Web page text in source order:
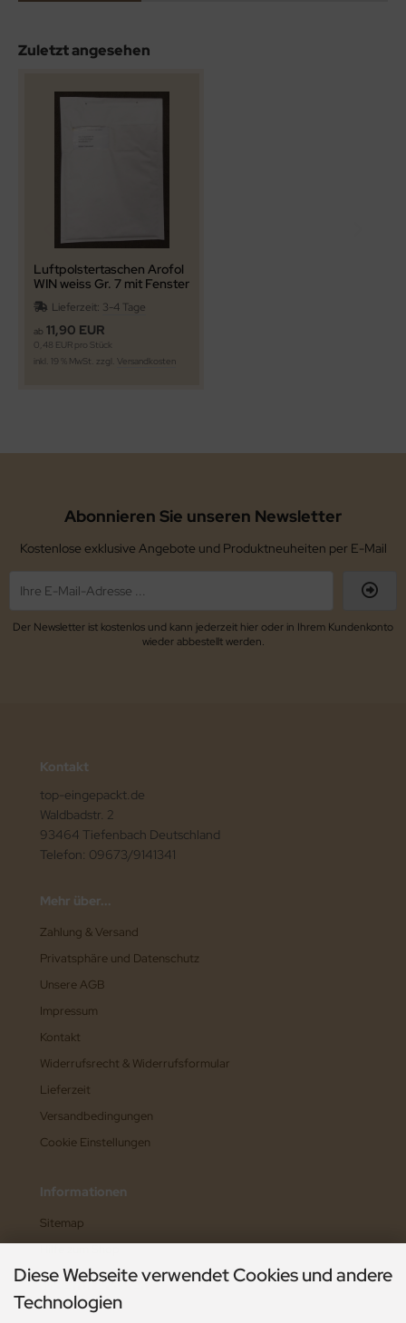
Zuletzt angesehen
Luftpolstertaschen Arofol
WIN weiss Gr. 7 mit Fenster
Lieferzeit: 3-4 Tage
ab 11,90 EUR
0,48 EUR pro Stück
inkl. 19 % MwSt. zzgl. Versandkosten
Abonnieren Sie unseren Newsletter
Kostenlose exklusive Angebote und Produktneuheiten per E-Mail
Der Newsletter ist kostenlos und kann jederzeit hier oder in Ihrem Kundenkonto
wieder abbestellt werden.
Kontakt
top-eingepackt.de
Waldbadstr. 2
93464 Tiefenbach Deutschland
Telefon: 09673/9141341
Mehr über...
Zahlung & Versand
Privatsphäre und Datenschutz
Unsere AGB
Impressum
Kontakt
Widerrufsrecht & Widerrufsformular
Lieferzeit
Versandbedingungen
Cookie Einstellungen
Informationen
Sitemap
Widerruf erklären
Diese Webseite verwendet Cookies und andere
Technologien